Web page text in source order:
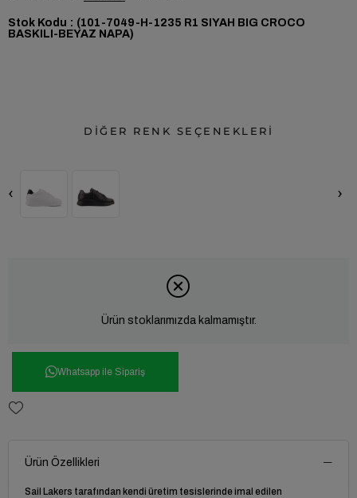
Stok Kodu
(101-7049-H-1235 R1 SIYAH BIG CROCO
BASKILI-BEYAZ NAPA)
DİĞER RENK SEÇENEKLERİ
‹ ›
Ürün stoklarımızda kalmamıştır.
Whatsapp ile Sipariş
Ürün Özellikleri
Sail Lakers tarafından kendi üretim tesislerinde imal edilen